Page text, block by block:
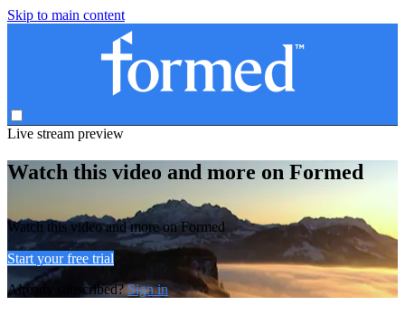
Skip to main content
Live stream preview
Watch this video and more on Formed
Watch this video and more on Formed
Start your free trial
Already subscribed?Sign in